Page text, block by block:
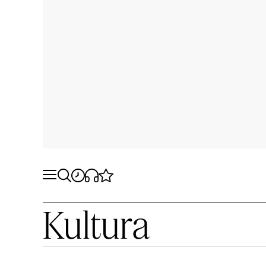
Kultura